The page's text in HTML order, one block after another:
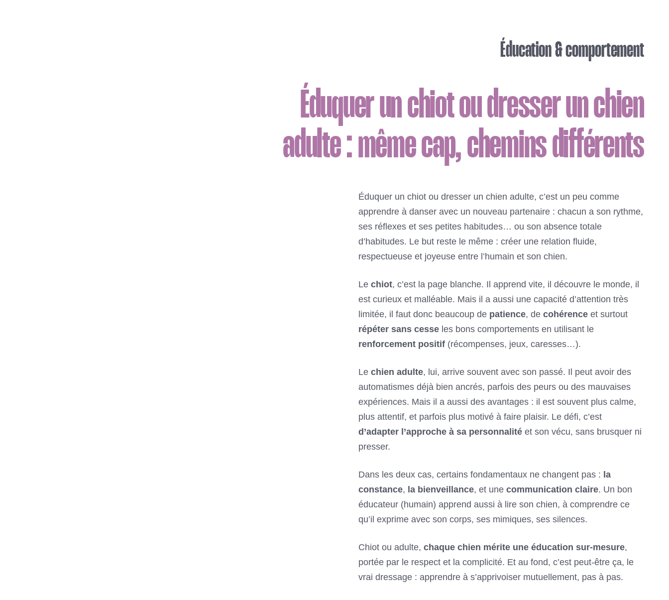
Éducation & comportement
Éduquer un chiot ou dresser un chien
adulte : même cap, chemins différents
Éduquer un chiot ou dresser un chien adulte, c’est un peu comme
apprendre à danser avec un nouveau partenaire : chacun a son rythme,
ses réflexes et ses petites habitudes… ou son absence totale
d’habitudes. Le but reste le même : créer une relation fluide,
respectueuse et joyeuse entre l’humain et son chien.
Lechiot, c’est la page blanche. Il apprend vite, il découvre le monde, il
est curieux et malléable. Mais il a aussi une capacité d’attention très
limitée, il faut donc beaucoup de patience, decohérence et surtout
répéter sans cesse les bons comportements en utilisant le
renforcement positif (récompenses, jeux, caresses…).
Lechien adulte, lui, arrive souvent avec son passé. Il peut avoir des
automatismes déjà bien ancrés, parfois des peurs ou des mauvaises
expériences. Mais il a aussi des avantages : il est souvent plus calme,
plus attentif, et parfois plus motivé à faire plaisir. Le défi, c’est
d’adapter l’approche à sa personnalité et son vécu, sans brusquer ni
presser.
Dans les deux cas, certains fondamentaux ne changent pas : la
constance, la bienveillance, et unecommunication claire. Un bon
éducateur (humain) apprend aussi à lire son chien, à comprendre ce
qu’il exprime avec son corps, ses mimiques, ses silences.
Chiot ou adulte,chaque chien mérite une éducation sur-mesure,
portée par le respect et la complicité. Et au fond, c’est peut-être ça, le
vrai dressage : apprendre à s’apprivoiser mutuellement, pas à pas.